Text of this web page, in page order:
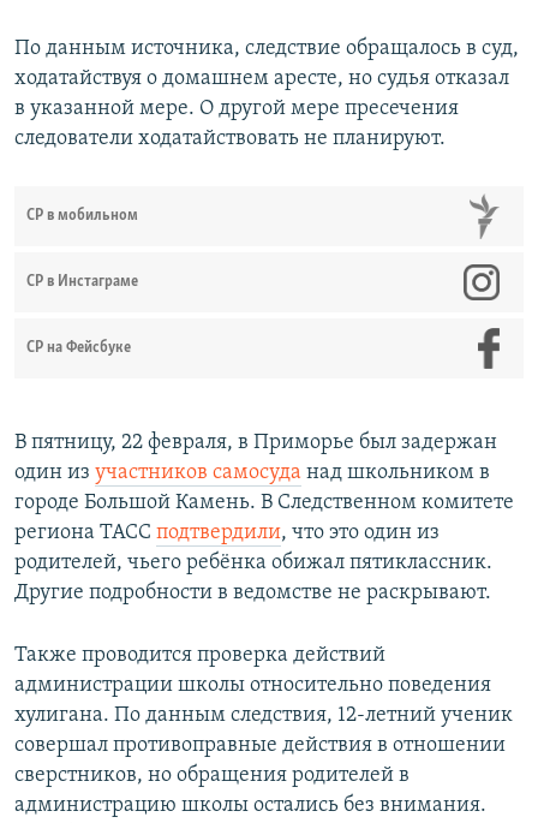
По данным источника, следствие обращалось в суд,
ходатайствуя о домашнем аресте, но судья отказал
в указанной мере. О другой мере пресечения
следователи ходатайствовать не планируют.
СР в мобильном
СР в Инстаграме
СР на Фейсбуке
В пятницу, 22 февраля, в Приморье был задержан
один из участников самосуда над школьником в
городе Большой Камень. В Следственном комитете
региона ТАСС подтвердили, что это один из
родителей, чьего ребёнка обижал пятиклассник.
Другие подробности в ведомстве не раскрывают.
Также проводится проверка действий
администрации школы относительно поведения
хулигана. По данным следствия, 12-летний ученик
совершал противоправные действия в отношении
сверстников, но обращения родителей в
администрацию школы остались без внимания.